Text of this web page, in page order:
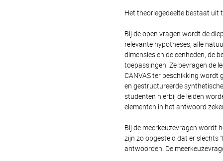
Het theoriegedeelte bestaat uit
Bij de open vragen wordt de
relevante hypotheses, alle
dimensies en de eenheden, de
toepassingen. Ze bevragen de
CANVAS ter beschikking wordt
en gestructureerde
studenten hierbij de leiden
elementen in het antwoord
Bij de meerkeuzevragen wordt
zijn zo opgesteld dat er slechts
antwoorden. De